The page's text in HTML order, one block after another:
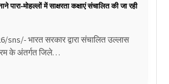
पारा-मोहल्लों में साक्षरता कक्षाएं संचालित की जा रही
भारत सरकार द्वारा संचालित उल्लास
के अंतर्गत जिले…